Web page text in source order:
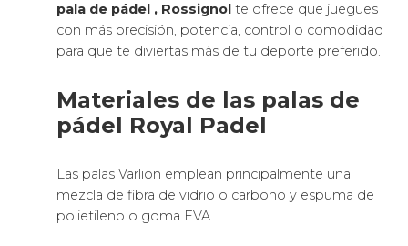
pala de pádel , Rossignol te ofrece que juegues
con más precisión, potencia, control o comodidad
para que te diviertas más de tu deporte preferido.
Materiales de las palas de
pádel Royal Padel
Las palas Varlion emplean principalmente una
mezcla de fibra de vidrio o carbono y espuma de
polietileno o goma EVA.